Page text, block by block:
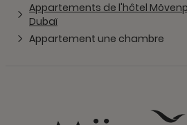
Appartements de l'hôtel
Dubaï
Appartement une chambre